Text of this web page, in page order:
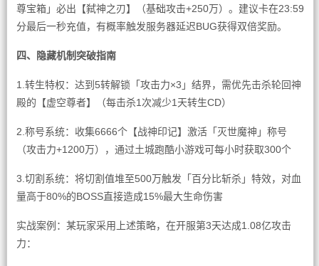
尊宝箱」必出【弑神之刃】（基础攻击+250万）。建议卡在23:59
分最后一秒充值，有概率触发服务器延迟BUG获得双倍奖励。
四、隐藏机制突破指南
1.转生特权：达到5转解锁「攻击力×3」结界，需优先击杀轮回神
殿的【虚空尊者】（每击杀1次减少1天转生CD）
2.称号系统：收集6666个【战神印记】激活「灭世魔神」称号
（攻击力+1200万），通过土城跑酷小游戏可每小时获取300个
3.切割系统：将切割值堆至500万触发「百分比斩杀」特效，对血
量高于80%的BOSS直接造成15%最大生命伤害
实战案例：某玩家采用上述策略，在开服第3天达成1.08亿攻击
力：